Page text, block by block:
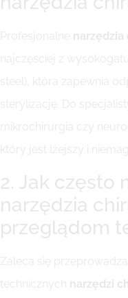
Profesjonalne
najczęściej z
steel), która zapewnia
sterylizację. Do
mikrochirurgia czy
który jest lżejszy i
2. Jak często
narzędzia
przeglądom
Zaleca się
technicznych narzędzi